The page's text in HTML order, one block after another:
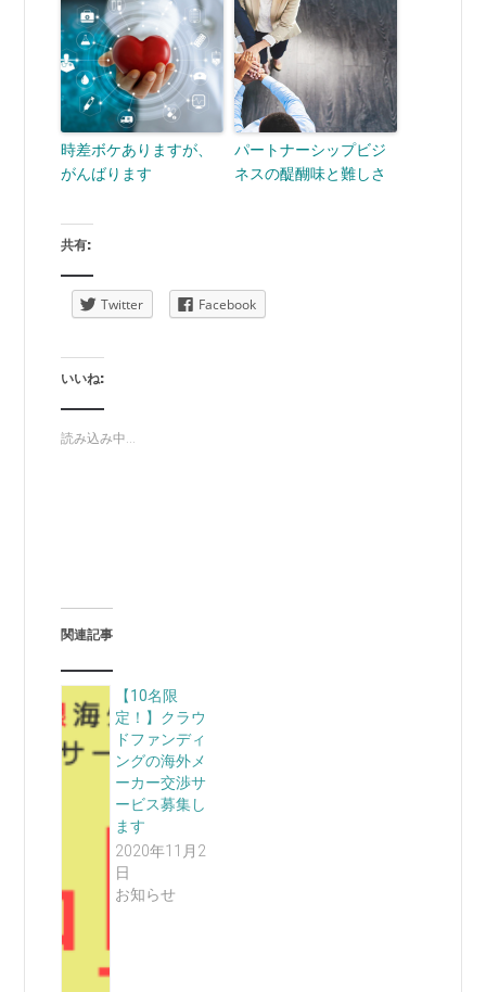
時差ボケありますが、
がんばります
パートナーシップビジ
ネスの醍醐味と難しさ
共有:
Twitter Facebook
いいね:
読み込み中...
関連記事
【10名限
定！】クラウ
ドファンディ
ングの海外メ
ーカー交渉サ
ービス募集し
ます
2020年11月2
日
お知らせ